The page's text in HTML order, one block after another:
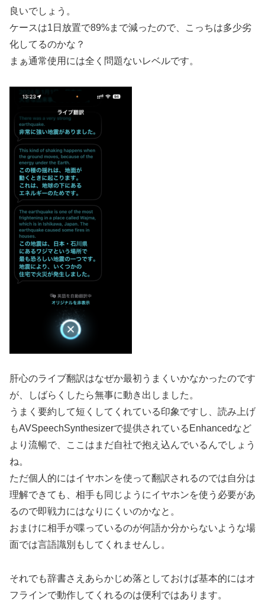
良いでしょう。
ケースは1日放置で89%まで減ったので、こっちは多少劣
化してるのかな？
まぁ通常使用には全く問題ないレベルです。
肝心のライブ翻訳はなぜか最初うまくいかなかったのです
が、しばらくしたら無事に動き出しました。
うまく要約して短くしてくれている印象ですし、読み上げ
もAVSpeechSynthesizerで提供されているEnhancedなど
より流暢で、ここはまだ自社で抱え込んでいるんでしょう
ね。
ただ個人的にはイヤホンを使って翻訳されるのでは自分は
理解できても、相手も同じようにイヤホンを使う必要があ
るので即戦力にはなりにくいのかなと。
おまけに相手が喋っているのが何語か分からないような場
面では言語識別もしてくれませんし。
それでも辞書さえあらかじめ落としておけば基本的にはオ
フラインで動作してくれるのは便利ではあります。